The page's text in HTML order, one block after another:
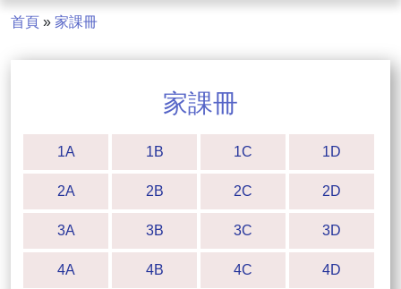
首頁 » 家課冊
家課冊
1A 1B 1C 1D
2A 2B 2C 2D
3A 3B 3C 3D
4A 4B 4C 4D